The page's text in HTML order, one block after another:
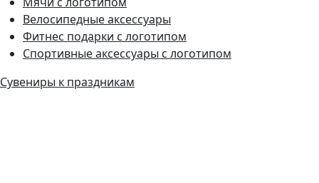
Велосипедные аксессуары
Фитнес подарки с логотипом
Спортивные аксессуары с логотипом
Сувениры к праздникам